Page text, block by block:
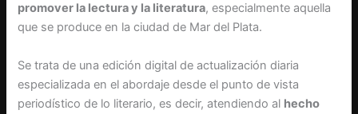
promover la lectura y la literatura, especialmente aquella
que se produce en la ciudad de Mar del Plata.
Se trata de una edición digital de actualización diaria
especializada en el abordaje desde el punto de vista
periodístico de lo literario, es decir, atendiendo al hecho